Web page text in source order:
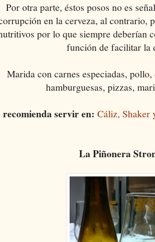
Por otra parte, éstos posos no es
en la cerveza, al contrario,
por lo que siempre deberían
función de facilitar la
Marida con carnes especiadas,
hamburguesas, pizzas,
recomienda servir en: Cáliz, Shaker
La Piñonera